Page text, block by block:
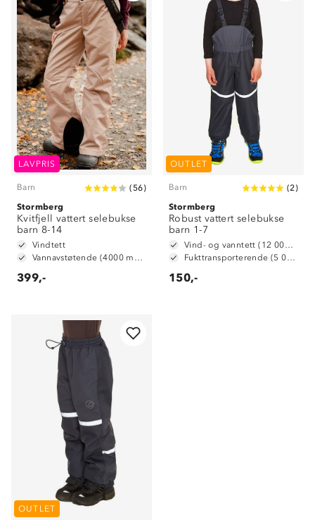
LAVPRIS
Barn (56)
Stormberg
Kvitfjell vattert selebukse
barn 8-14
Vindtett
Vannavstøtende (4000 mm vannsøyle)
399,-
OUTLET
Barn (2)
Stormberg
Robust vattert selebukse
barn 1-7
Vind- og vanntett (12 000 mm vannsøyle)
Fukttransporterende (5 000 g/m2/24t)
150,-
OUTLET